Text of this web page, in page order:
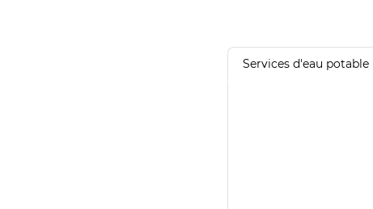
Services d'eau potable